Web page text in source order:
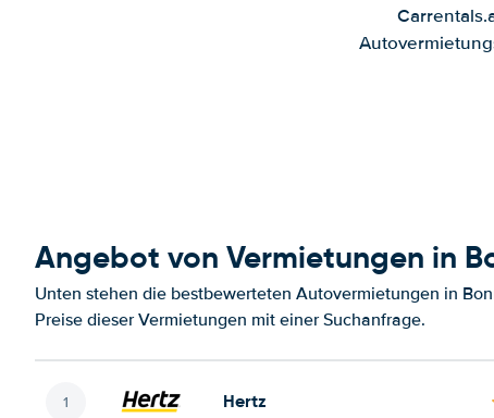
Angebot von Vermietungen in
Unten stehen die bestbewerteten Autovermietungen in
Preise dieser Vermietungen mit einer Suchanfrage.
Hertz